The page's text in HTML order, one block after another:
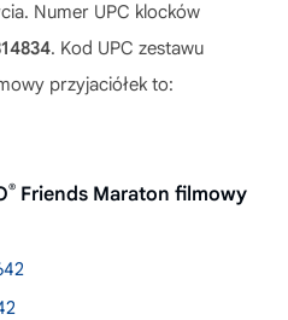
Numer UPC klocków
. Kod UPC zestawu
przyjaciółek to:
® Friends Maraton filmowy